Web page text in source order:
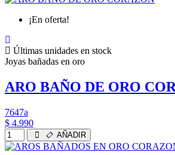
¡En oferta!
Últimas unidades en stock
Joyas bañadas en oro
ARO BAÑO DE ORO
7647a
$ 4.990
AÑADIR